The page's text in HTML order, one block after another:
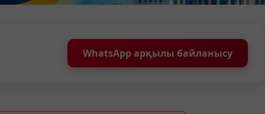
WhatsApp арқылы байланысу